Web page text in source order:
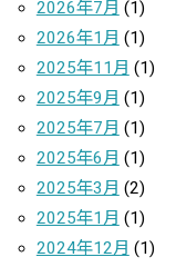
2026年7月 (1)
2026年1月 (1)
2025年11月 (1)
2025年9月 (1)
2025年7月 (1)
2025年6月 (1)
2025年3月 (2)
2025年1月 (1)
2024年12月 (1)